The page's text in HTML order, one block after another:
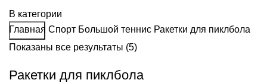
В категории
Поиск
Главная Спорт Большой теннис Ракетки для пиклбола
Показаны все результаты (5)
Ракетки для пиклбола